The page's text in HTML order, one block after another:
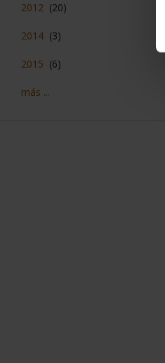
2012 (20)
2014 (3)
2015 (6)
más ...